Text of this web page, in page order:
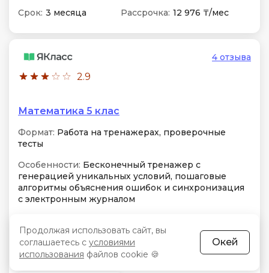
Срок: 3 месяца Рассрочка: 12 976 ₸/мес
2.9
4 отзыва
Математика 5 клас
Формат: Работа на тренажерах, проверочные
тесты
Особенности: Бесконечный тренажер с
генерацией уникальных условий, пошаговые
алгоритмы объяснения ошибок и синхронизация
с электронным журналом
Практика Домашние задания
Консультация экспертов
Продолжая использовать сайт, вы
соглашаетесь с условиями
использования файлов cookie 🍪
Окей